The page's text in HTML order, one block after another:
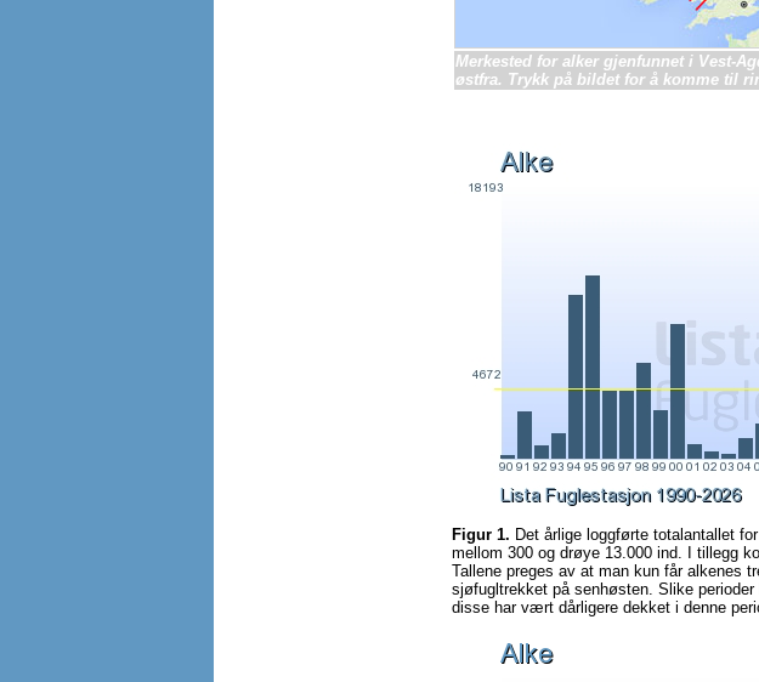
Merkested for alker gjenfunnet i Vest-
østfra. Trykk på bildet for å komme til
Figur 1. Det årlige loggførte totalantallet
mellom 300 og drøye 13.000 ind. I tillegg
Tallene preges av at man kun får alkenes
sjøfugltrekket på senhøsten. Slike
disse har vært dårligere dekket i denne